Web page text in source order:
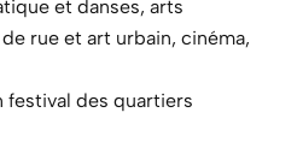
et danses, arts
rue et art urbain, cinéma,
festival des quartiers